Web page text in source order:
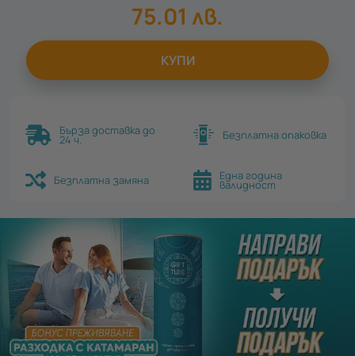
75.01 лв.
КУПИ
Бърза доставка до
24 ч. Безплатна опаковка
Безплатна замяна Една година
валидност